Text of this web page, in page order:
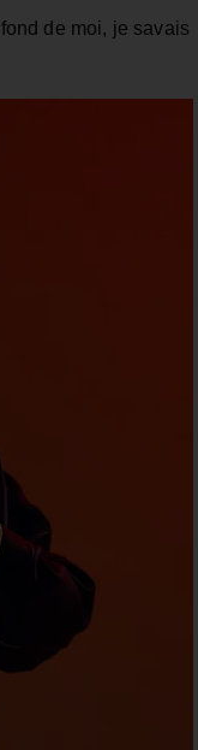
de moi, je savais